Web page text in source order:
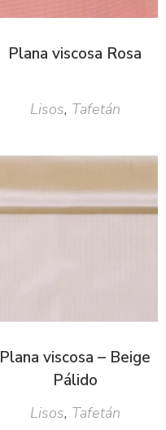
Plana viscosa Rosa
Lisos, Tafetán
Plana viscosa – Beige
Pálido
Lisos, Tafetán